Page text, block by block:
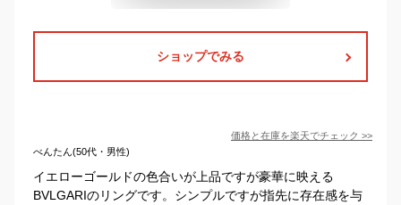
ショップでみる
価格と在庫を楽天でチェック >>
べんたん(50代・男性)
イエローゴールドの色合いが上品ですが豪華に映える
BVLGARIのリングです。シンプルですが指先に存在感を与